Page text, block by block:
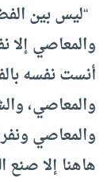
“ليس بين
والمعاصي إلا
أنست نفسه
والمعاصي،
والمعاصي
هاهنا إلا صنع